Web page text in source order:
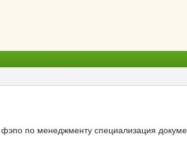
по менеджменту специализация